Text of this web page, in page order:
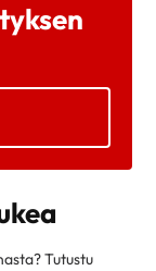
Tutustu